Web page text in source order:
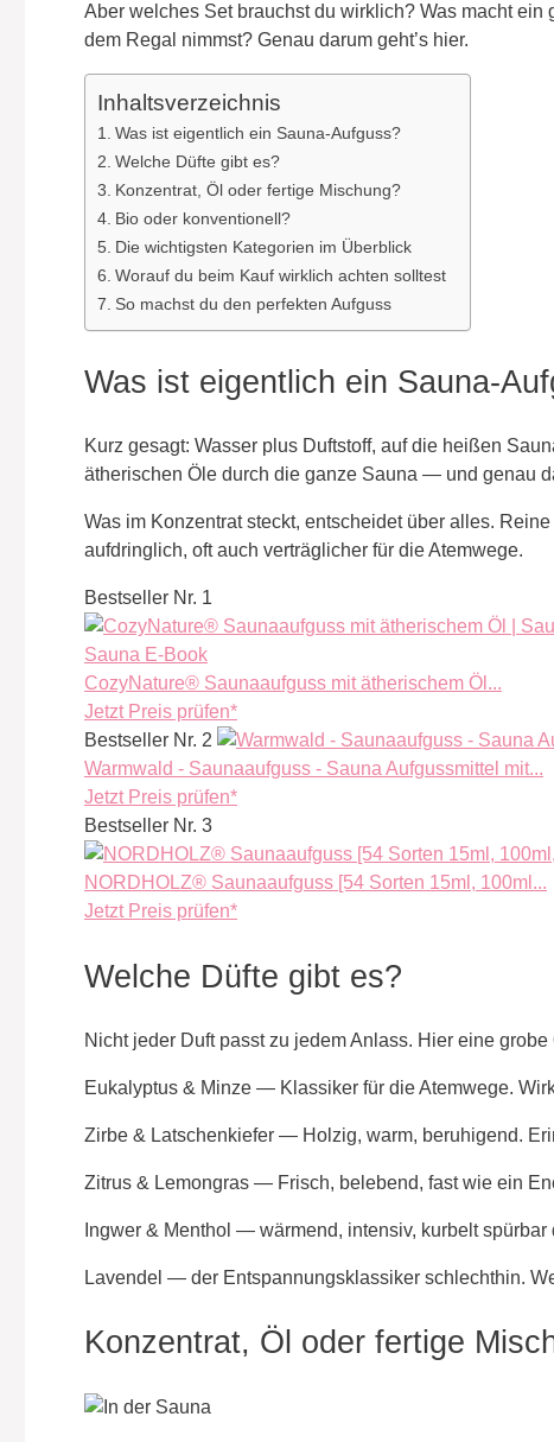
Aber welches Set brauchst du wirklich? Was macht
dem Regal nimmst? Genau darum geht’s hier.
Inhaltsverzeichnis
Was ist eigentlich ein Sauna-Aufguss?
Welche Düfte gibt es?
Konzentrat, Öl oder fertige Mischung?
Bio oder konventionell?
Die wichtigsten Kategorien im Überblick
Worauf du beim Kauf wirklich achten solltest
So machst du den perfekten Aufguss
Was ist eigentlich ein Sauna-
Kurz gesagt: Wasser plus Duftstoff, auf die heißen
ätherischen Öle durch die ganze Sauna — und genau
Was im Konzentrat steckt, entscheidet über alles.
aufdringlich, oft auch verträglicher für die Atemwege.
Bestseller Nr. 1
CozyNature® Saunaaufguss mit ätherischem Öl...
Jetzt Preis prüfen*
Bestseller Nr. 2
Warmwald - Saunaaufguss - Sauna Aufgussmittel mit...
Jetzt Preis prüfen*
Bestseller Nr. 3
NORDHOLZ® Saunaaufguss [54 Sorten 15ml, 100ml...
Jetzt Preis prüfen*
Welche Düfte gibt es?
Nicht jeder Duft passt zu jedem Anlass. Hier eine
Eukalyptus & Minze — Klassiker für die Atemwege.
Zirbe & Latschenkiefer — Holzig, warm, beruhigend.
Zitrus & Lemongras — Frisch, belebend, fast wie ein
Ingwer & Menthol — wärmend, intensiv, kurbelt
Lavendel — der Entspannungsklassiker schlechthin.
Konzentrat, Öl oder fertige